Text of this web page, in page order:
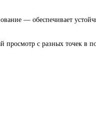
— обеспечивает
просмотр с разных точек в